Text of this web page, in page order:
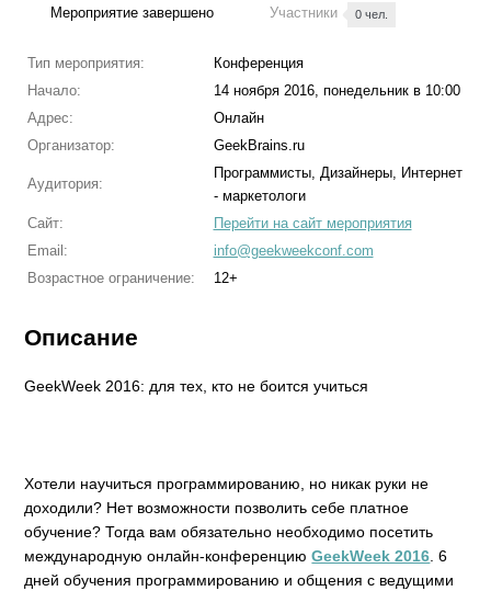
Мероприятие завершено Участники 0 чел.
Тип мероприятия:
Конференция
Начало:
14 ноября 2016, понедельник в 10:00
Адрес:
Онлайн
Организатор:
GeekBrains.ru
Аудитория:
Программисты, Дизайнеры, Интернет
- маркетологи
Сайт:
Перейти на сайт мероприятия
Email:
info@geekweekconf.com
Возрастное ограничение:
12+
Описание
GeekWeek 2016: для тех, кто не боится учиться
Хотели научиться программированию, но никак руки не
доходили? Нет возможности позволить себе платное
обучение? Тогда вам обязательно необходимо посетить
международную онлайн-конференциюGeekWeek 2016 . 6
дней обучения программированию и общения с ведущими